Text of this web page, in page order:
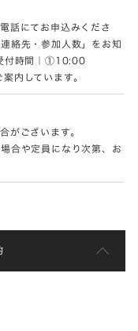
話にてお申込みくださ
絡先・参加人数」をお知
付時間｜①10:00
しています。
がございます。
合や定員になり次第、お